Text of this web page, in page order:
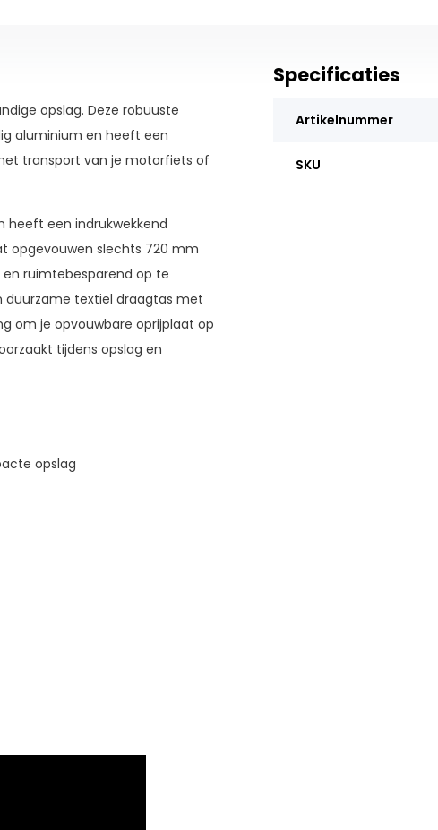
opslag. Deze robuuste
aluminium en heeft een
transport van je motorfiets of
heeft een indrukwekkend
opgevouwen slechts 720 mm
en ruimtebesparend op te
duurzame textiel draagtas met
om je opvouwbare oprijplaat op
tijdens opslag en
opslag
Specificaties
Artikelnummer
SKU